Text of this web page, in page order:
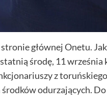
głównej Onetu.
środę, 11 września
z
odurzających.